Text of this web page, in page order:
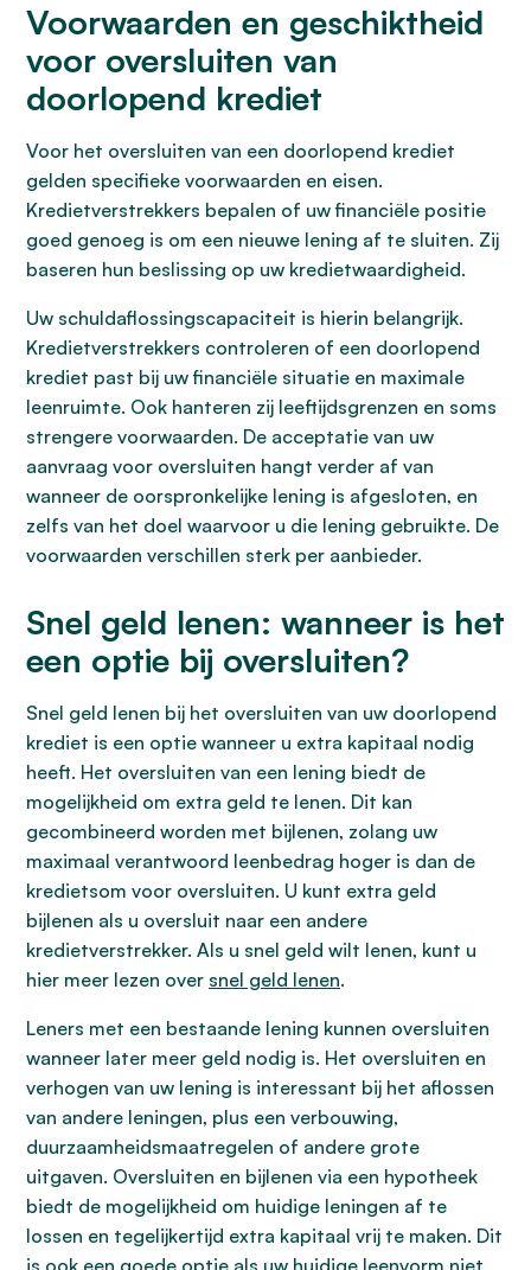
Voorwaarden en geschiktheid
voor oversluiten van
doorlopend krediet
Voor het oversluiten van een doorlopend krediet
gelden specifieke voorwaarden en eisen.
Kredietverstrekkers bepalen of uw financiële positie
goed genoeg is om een nieuwe lening af te sluiten. Zij
baseren hun beslissing op uw kredietwaardigheid.
Uw schuldaflossingscapaciteit is hierin belangrijk.
Kredietverstrekkers controleren of een doorlopend
krediet past bij uw financiële situatie en maximale
leenruimte. Ook hanteren zij leeftijdsgrenzen en soms
strengere voorwaarden. De acceptatie van uw
aanvraag voor oversluiten hangt verder af van
wanneer de oorspronkelijke lening is afgesloten, en
zelfs van het doel waarvoor u die lening gebruikte. De
voorwaarden verschillen sterk per aanbieder.
Snel geld lenen: wanneer is het
een optie bij oversluiten?
Snel geld lenen bij het oversluiten van uw doorlopend
krediet is een optie wanneer u extra kapitaal nodig
heeft. Het oversluiten van een lening biedt de
mogelijkheid om extra geld te lenen. Dit kan
gecombineerd worden met bijlenen, zolang uw
maximaal verantwoord leenbedrag hoger is dan de
kredietsom voor oversluiten. U kunt extra geld
bijlenen als u oversluit naar een andere
kredietverstrekker. Als u snel geld wilt lenen, kunt u
hier meer lezen over snel geld lenen.
Leners met een bestaande lening kunnen oversluiten
wanneer later meer geld nodig is. Het oversluiten en
verhogen van uw lening is interessant bij het aflossen
van andere leningen, plus een verbouwing,
duurzaamheidsmaatregelen of andere grote
uitgaven. Oversluiten en bijlenen via een hypotheek
biedt de mogelijkheid om huidige leningen af te
lossen en tegelijkertijd extra kapitaal vrij te maken. Dit
is ook een goede optie als uw huidige leenvorm niet